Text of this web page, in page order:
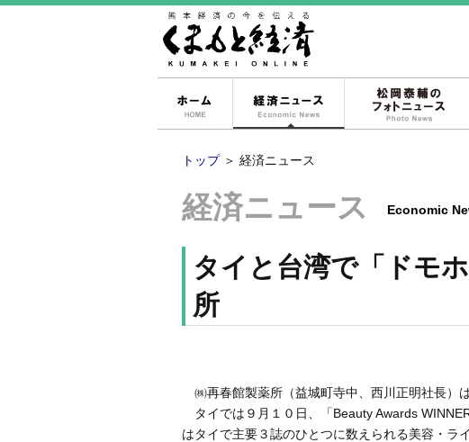
経済ニュース
トップ ＞ 経済ニュース
経済ニュース Economic
タイと台湾で「ドモ
所
㈱再春館製薬所（益城町寺中、西川正明社長）
タイでは９月１０日、「Beauty Awards
はタイで主要３誌のひとつに数えられる美容・ラ